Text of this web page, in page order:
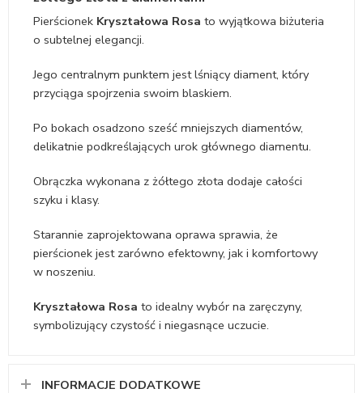
Pierścionek Kryształowa Rosa to wyjątkowa biżuteria
o subtelnej elegancji.
Jego centralnym punktem jest lśniący diament, który
przyciąga spojrzenia swoim blaskiem.
Po bokach osadzono sześć mniejszych diamentów,
delikatnie podkreślających urok głównego diamentu.
Obrączka wykonana z żółtego złota dodaje całości
szyku i klasy.
Starannie zaprojektowana oprawa sprawia, że
pierścionek jest zarówno efektowny, jak i komfortowy
w noszeniu.
Kryształowa Rosa to idealny wybór na zaręczyny,
symbolizujący czystość i niegasnące uczucie.
INFORMACJE DODATKOWE